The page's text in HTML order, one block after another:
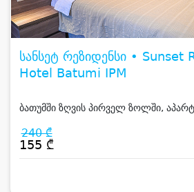
სანსეტ რეზიდენსი • Sunset
Hotel Batumi IPM
ბათუმში ზღვის პირველ ზოლში,
240 ₾
155 ₾